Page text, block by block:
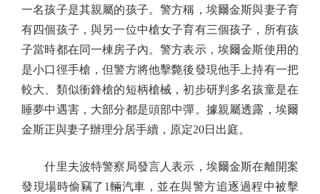
一名孩子是其親屬的孩子。警方稱，埃爾金斯與妻子育
有四個孩子，與另一位中槍女子育有三個孩子，所有孩
子當時都在同一棟房子內。警方表示，埃爾金斯使用的
是小口徑手槍，但警方將他擊斃後發現他手上持有一把
較大、類似衝鋒槍的短柄槍械，初步研判多名孩童是在
睡夢中遇害，大部分都是頭部中彈。據親屬透露，埃爾
金斯正與妻子辦理分居手續，原定20日出庭。
什里夫波特警察局發言人表示，埃爾金斯在離開案
發現場時偷竊了1輛汽車，並在與警方追逐過程中被擊